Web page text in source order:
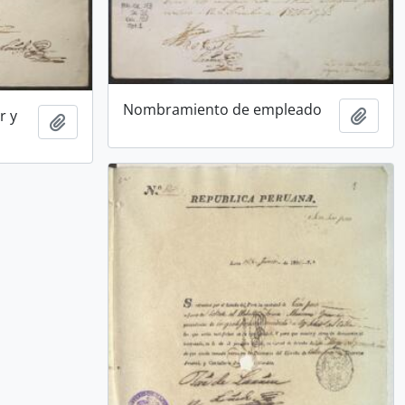
Nombramiento de empleado Add
y
Add to clipboard